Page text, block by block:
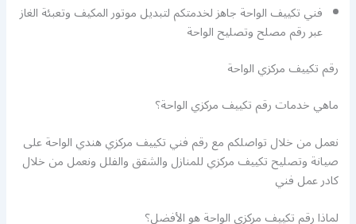
فني تكييف الواحة جاهز لخدمتكم لتبديل موتور المكيف وتعبئة الغاز
عبر رقم مصلح وتصليح الواحة
رقم تكييف مركزي الواحة
ماهي خدمات رقم تكييف مركزي الواحة؟
نعمل من خلال تواصلكم مع رقم فني تكييف مركزي هندي الواحة على
صيانة وتصليح تكييف مركزي للمنازل والشقق والفلل ونعمل من خلال
كادر عمل فني
لماذا رقم تكييف مركزي الواحة هو الأفضل؟